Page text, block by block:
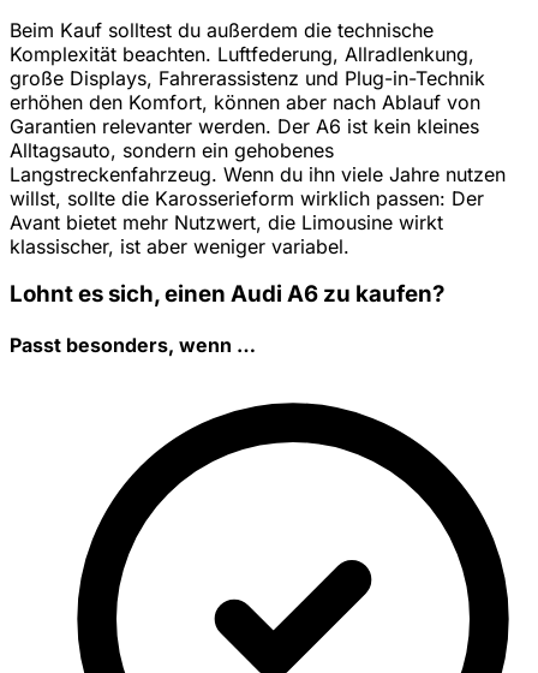
Beim Kauf solltest du außerdem die technische
Komplexität beachten. Luftfederung, Allradlenkung,
große Displays, Fahrerassistenz und Plug-in-Technik
erhöhen den Komfort, können aber nach Ablauf von
Garantien relevanter werden. Der A6 ist kein kleines
Alltagsauto, sondern ein gehobenes
Langstreckenfahrzeug. Wenn du ihn viele Jahre nutzen
willst, sollte die Karosserieform wirklich passen: Der
Avant bietet mehr Nutzwert, die Limousine wirkt
klassischer, ist aber weniger variabel.
Lohnt es sich, einen Audi A6 zu kaufen?
Passt besonders, wenn …